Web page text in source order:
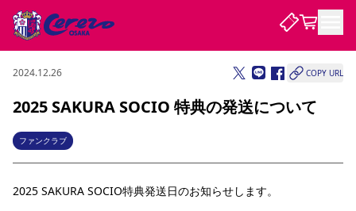
試合・チーム
試合について
試合日程 / 結果 順位表
チームについて
観戦する
チケット
クラブを知る
2024.12.26 COPY URL
2025 SAKURA SOCIO 特典の発送について
ファンクラブ
2025 SAKURA SOCIO特典発送日のお知らせします。